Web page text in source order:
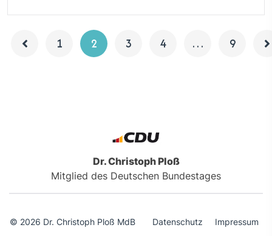
1 2 3 4 … 9
Dr. Christoph Ploß
Mitglied des Deutschen Bundestages
© 2026 Dr. Christoph Ploß MdB Datenschutz Impressum